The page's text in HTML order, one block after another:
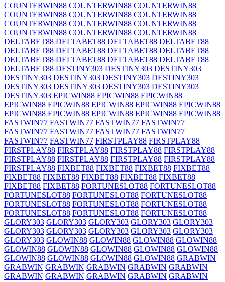
COUNTERWIN88 COUNTERWIN88 COUNTERWIN88
COUNTERWIN88 COUNTERWIN88 COUNTERWIN88
COUNTERWIN88 COUNTERWIN88 COUNTERWIN88
COUNTERWIN88 COUNTERWIN88 COUNTERWIN88
DELTABET88 DELTABET88 DELTABET88 DELTABET88
DELTABET88 DELTABET88 DELTABET88 DELTABET88
DELTABET88 DELTABET88 DELTABET88 DELTABET88
DELTABET88 DESTINY303 DESTINY303 DESTINY303
DESTINY303 DESTINY303 DESTINY303 DESTINY303
DESTINY303 DESTINY303 DESTINY303 DESTINY303
DESTINY303 EPICWIN88 EPICWIN88 EPICWIN88
EPICWIN88 EPICWIN88 EPICWIN88 EPICWIN88 EPICWIN88
EPICWIN88 EPICWIN88 EPICWIN88 EPICWIN88 EPICWIN88
FASTWIN77 FASTWIN77 FASTWIN77 FASTWIN77
FASTWIN77 FASTWIN77 FASTWIN77 FASTWIN77
FASTWIN77 FASTWIN77 FIRSTPLAY88 FIRSTPLAY88
FIRSTPLAY88 FIRSTPLAY88 FIRSTPLAY88 FIRSTPLAY88
FIRSTPLAY88 FIRSTPLAY88 FIRSTPLAY88 FIRSTPLAY88
FIRSTPLAY88 FIXBET88 FIXBET88 FIXBET88 FIXBET88
FIXBET88 FIXBET88 FIXBET88 FIXBET88 FIXBET88
FIXBET88 FIXBET88 FORTUNESLOT88 FORTUNESLOT88
FORTUNESLOT88 FORTUNESLOT88 FORTUNESLOT88
FORTUNESLOT88 FORTUNESLOT88 FORTUNESLOT88
FORTUNESLOT88 FORTUNESLOT88 FORTUNESLOT88
GLORY303 GLORY303 GLORY303 GLORY303 GLORY303
GLORY303 GLORY303 GLORY303 GLORY303 GLORY303
GLORY303 GLOWIN88 GLOWIN88 GLOWIN88 GLOWIN88
GLOWIN88 GLOWIN88 GLOWIN88 GLOWIN88 GLOWIN88
GLOWIN88 GLOWIN88 GLOWIN88 GLOWIN88 GRABWIN
GRABWIN GRABWIN GRABWIN GRABWIN GRABWIN
GRABWIN GRABWIN GRABWIN GRABWIN GRABWIN